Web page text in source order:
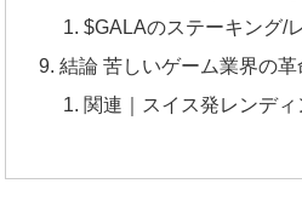
$GALAのステーキング/
結論 苦しいゲーム業界の
関連｜スイス発レンデ